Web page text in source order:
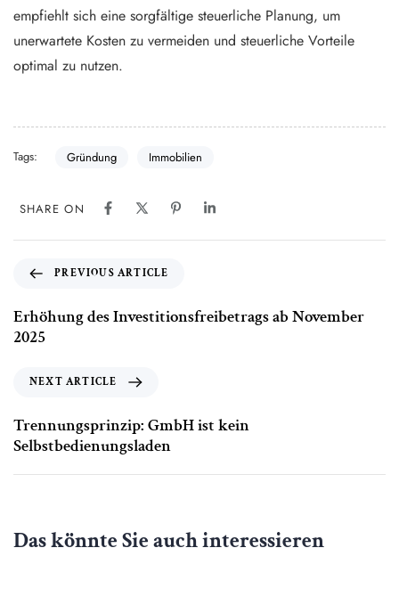
empfiehlt sich eine sorgfältige steuerliche Planung, um
unerwartete Kosten zu vermeiden und steuerliche Vorteile
optimal zu nutzen.
Tags: Gründung Immobilien
SHARE ON
PREVIOUS ARTICLE
Erhöhung des Investitionsfreibetrags ab November
2025
NEXT ARTICLE
Trennungsprinzip: GmbH ist kein
Selbstbedienungsladen
Das könnte Sie auch interessieren